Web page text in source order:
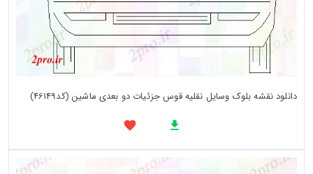
دانلود نقشه بلوک وسایل نقلیه قوس جزئیات دو بعدی ماشین (کد46149)